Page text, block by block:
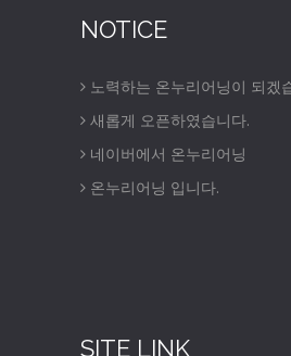
NOTICE
노력하는 온누리어닝이 되겠
새롭게 오픈하였습니다.
네이버에서 온누리어닝
온누리어닝 입니다.
SITE LINK